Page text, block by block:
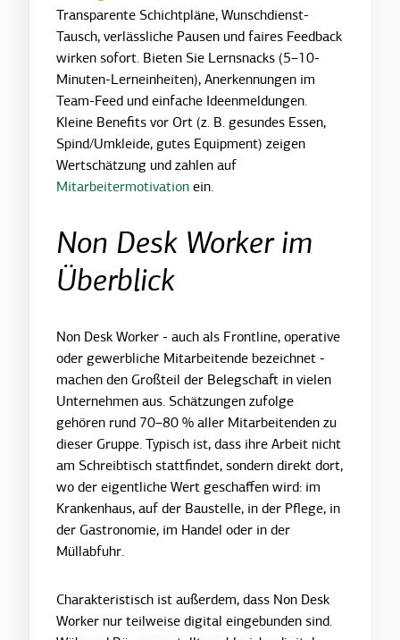
Transparente Schichtpläne, Wunschdienst-
Tausch, verlässliche Pausen und faires Feedback
wirken sofort. Bieten Sie Lernsnacks (5–10-
Minuten-Lerneinheiten), Anerkennungen im
Team-Feed und einfache Ideenmeldungen.
Kleine Benefits vor Ort (z. B. gesundes Essen,
Spind/Umkleide, gutes Equipment) zeigen
Wertschätzung und zahlen auf
Mitarbeitermotivation ein.
Non Desk Worker im
Überblick
Non Desk Worker - auch als Frontline, operative
oder gewerbliche Mitarbeitende bezeichnet -
machen den Großteil der Belegschaft in vielen
Unternehmen aus. Schätzungen zufolge
gehören rund 70–80 % aller Mitarbeitenden zu
dieser Gruppe. Typisch ist, dass ihre Arbeit nicht
am Schreibtisch stattfindet, sondern direkt dort,
wo der eigentliche Wert geschaffen wird: im
Krankenhaus, auf der Baustelle, in der Pflege, in
der Gastronomie, im Handel oder in der
Müllabfuhr.
Charakteristisch ist außerdem, dass Non Desk
Worker nur teilweise digital eingebunden sind.